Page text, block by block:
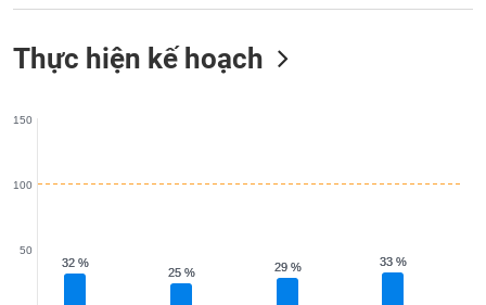
Thực hiện kế hoạch
32 %
32 %
25 %
25 % 29 %
29 % 33 %
33 %
50
100
150